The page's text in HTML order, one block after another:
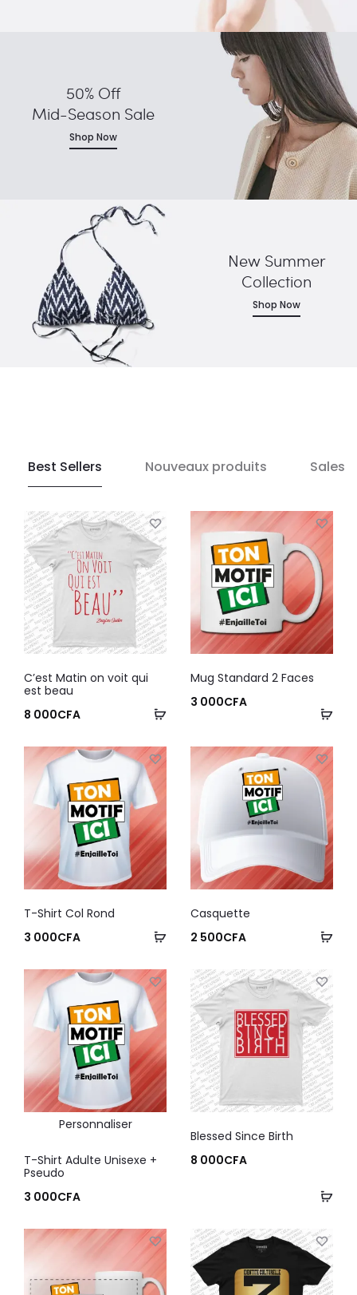
50% Off
Mid-Season Sale
Shop Now
New Summer
Collection
Shop Now
Best Sellers Nouveaux produits Sales
C’est Matin on voit qui
est beau
8 000CFA
Mug Standard 2 Faces
3 000CFA
T-Shirt Col Rond
3 000CFA
Casquette
2 500CFA
Personnaliser
T-Shirt Adulte Unisexe +
Pseudo
3 000CFA
Blessed Since Birth
8 000CFA